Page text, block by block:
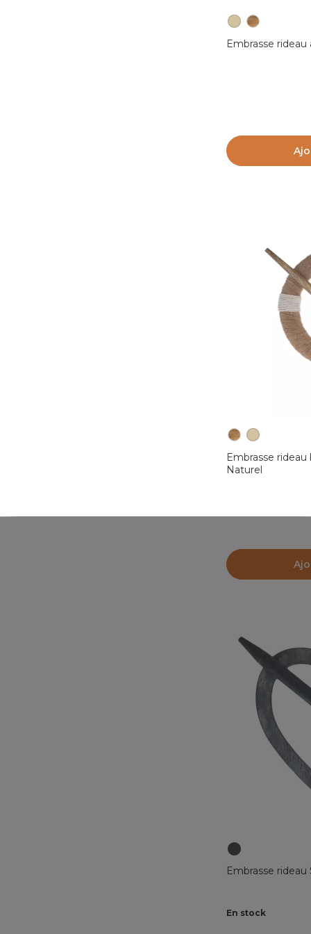
Embrasse
Embrasse
Naturel
Embrasse
En stock